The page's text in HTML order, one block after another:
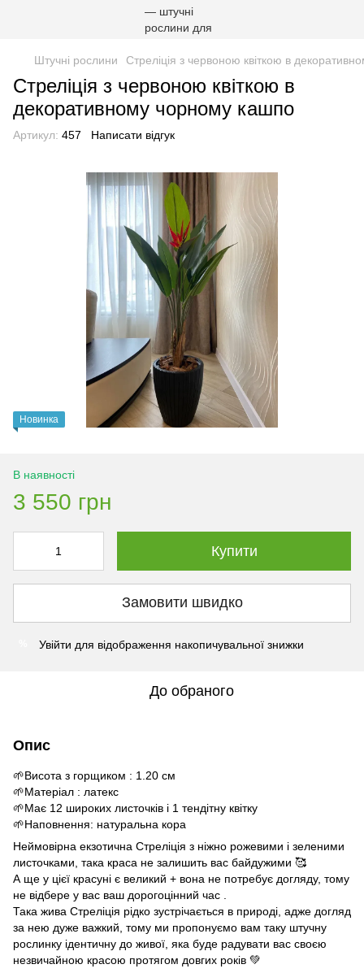
Штучні рослини Стреліція з червоною квіткою в
Стреліція з червоною квіткою в
декоративному чорному кашпо
Артикул: 457 Написати відгук
Новинка
В наявності
3 550 грн
Купити
Замовити швидко
Увійти для відображення накопичувальної знижки
До обраного
Опис
🌱Висота з горщиком : 1.20 см
🌱Матеріал : латекс
🌱Має 12 широких листочків і 1 тендітну квітку
🌱Наповнення: натуральна кора
Неймовірна екзотична Стреліція з ніжно рожевими і зеленими
листочками, така краса не залишить вас байдужими 🥰
А ще у цієї красуні є великий + вона не потребує догляду, тому
не відбере у вас ваш дорогоцінний час .
Така жива Стреліція рідко зустрічається в природі, адже догляд
за нею дуже важкий, тому ми пропонуємо вам таку штучну
рослинку ідентичну до живої, яка буде радувати вас своєю
незвичайною красою протягом довгих років 💚